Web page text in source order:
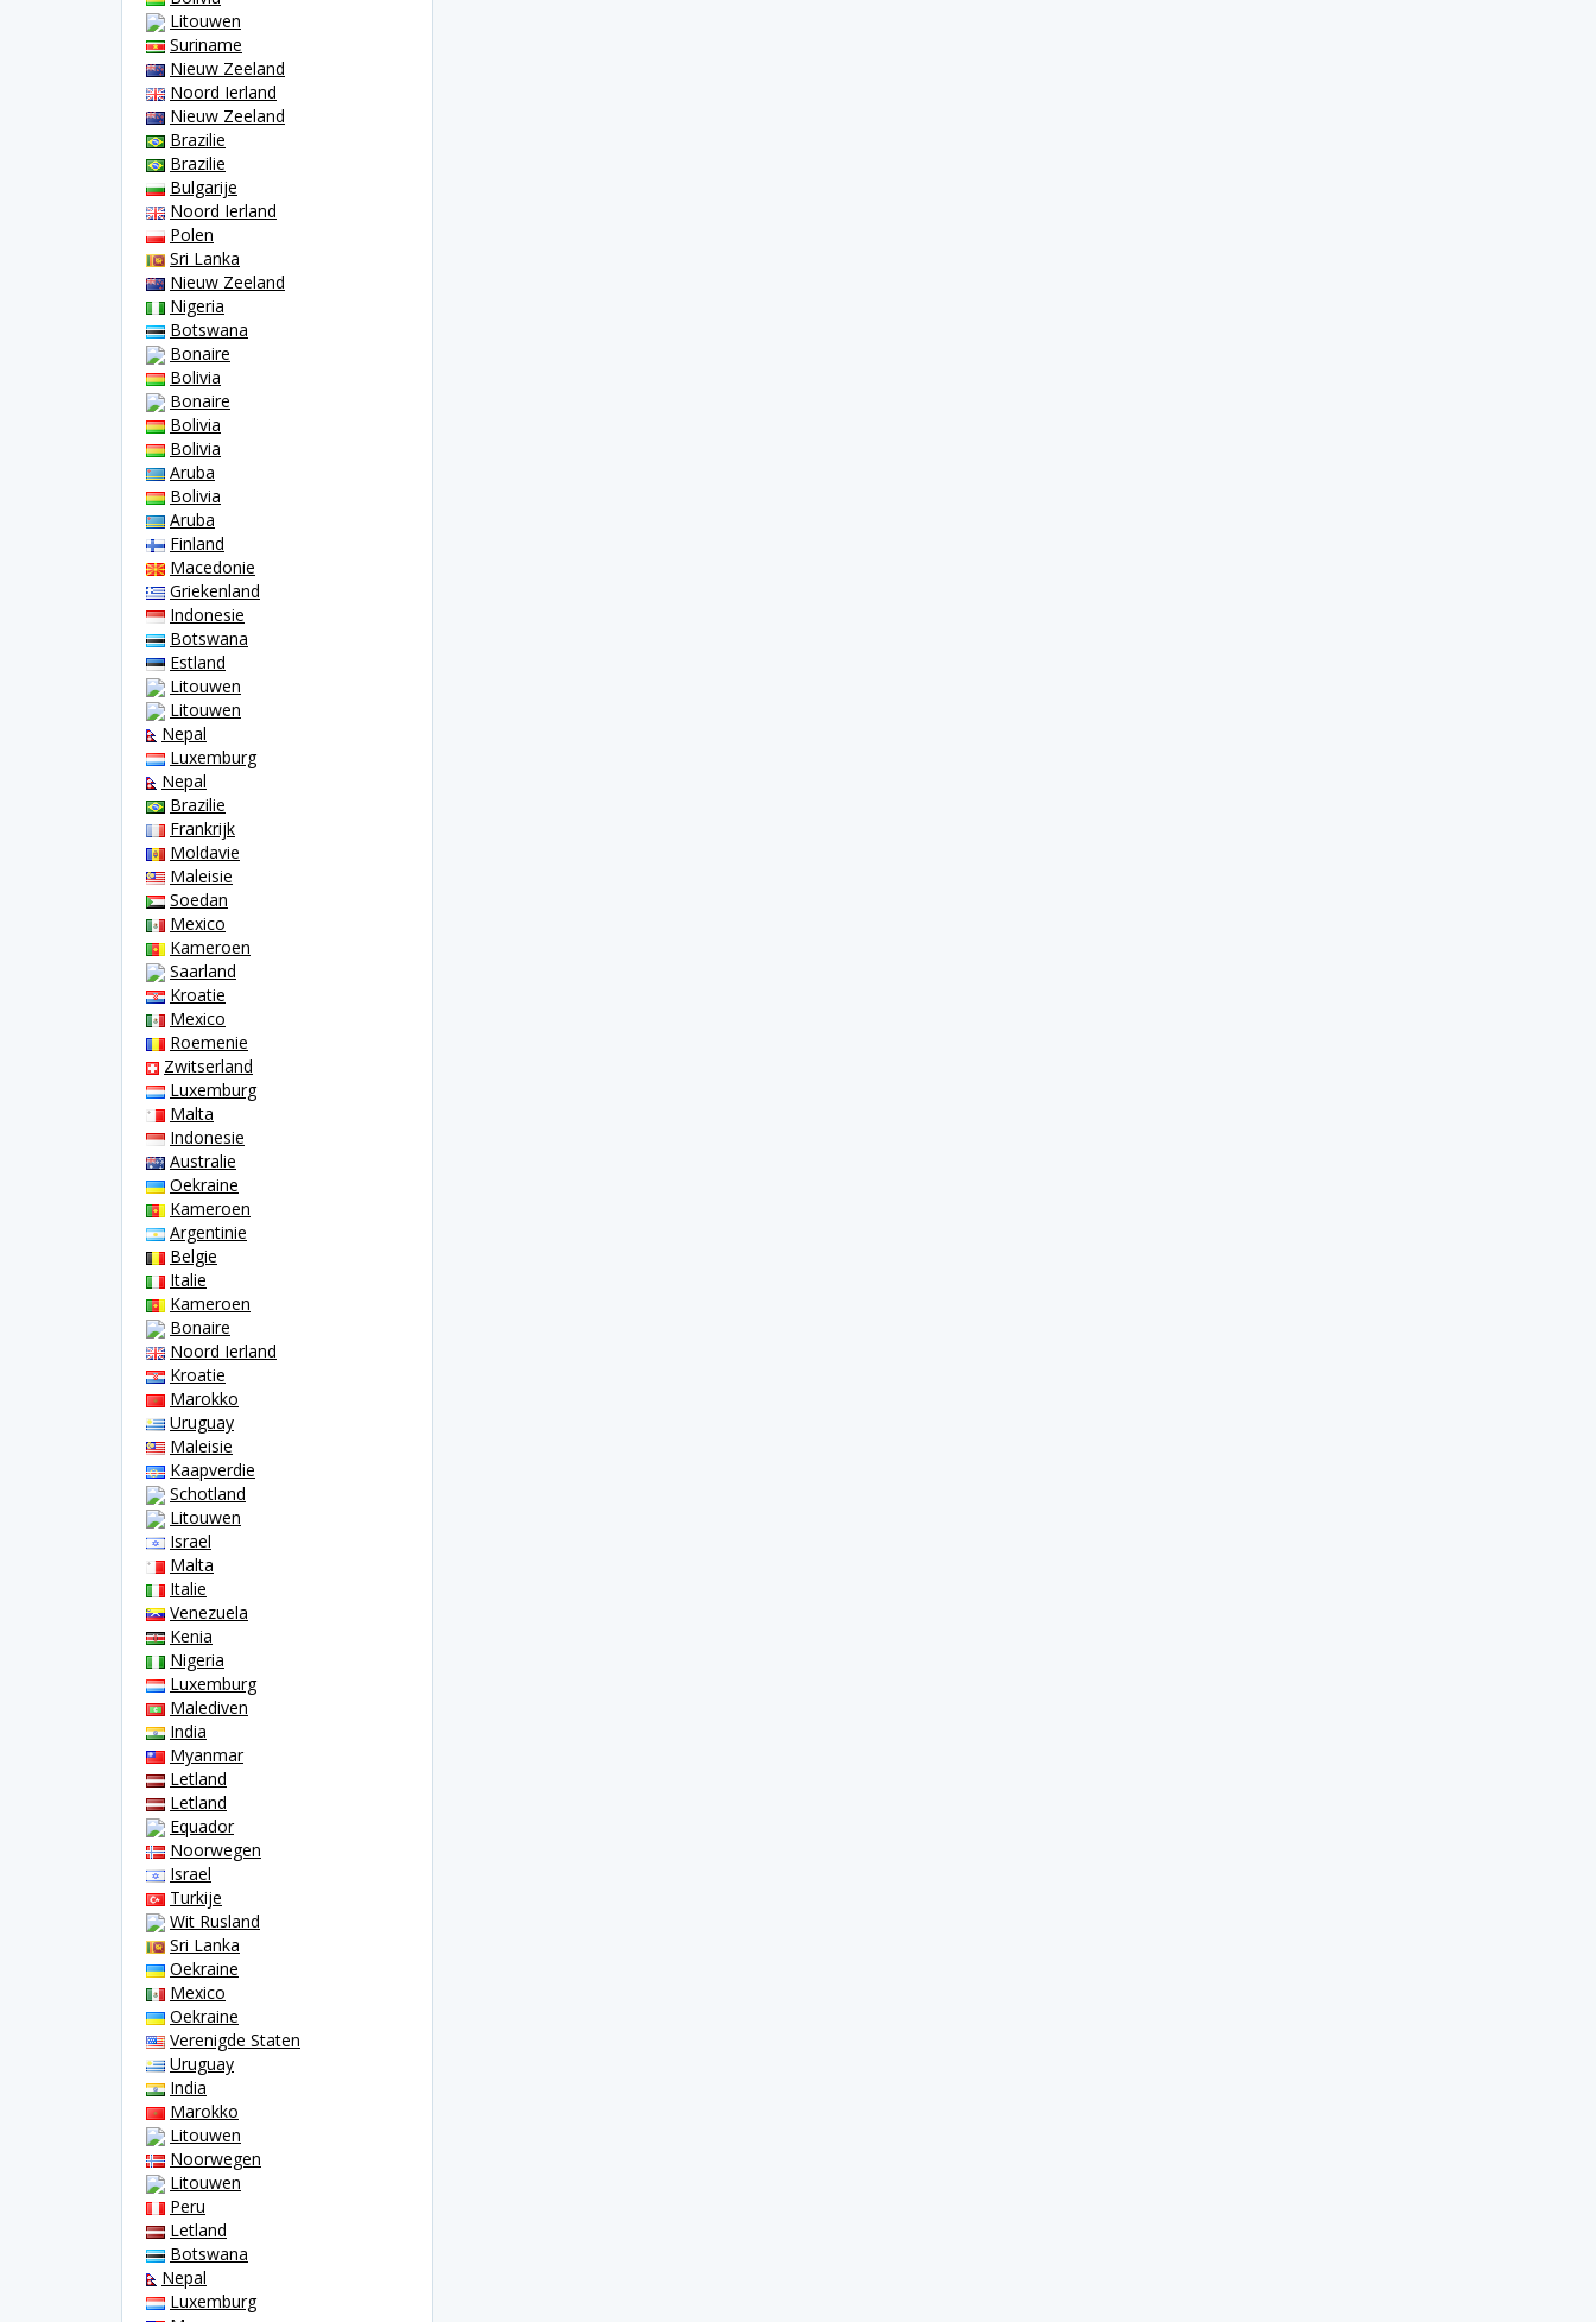
Litouwen
Suriname
Nieuw Zeeland
Noord Ierland
Nieuw Zeeland
Brazilie
Brazilie
Bulgarije
Noord Ierland
Polen
Sri Lanka
Nieuw Zeeland
Nigeria
Botswana
Bonaire
Bolivia
Bonaire
Bolivia
Bolivia
Aruba
Bolivia
Aruba
Finland
Macedonie
Griekenland
Indonesie
Botswana
Estland
Litouwen
Litouwen
Nepal
Luxemburg
Nepal
Brazilie
Frankrijk
Moldavie
Maleisie
Soedan
Mexico
Kameroen
Saarland
Kroatie
Mexico
Roemenie
Zwitserland
Luxemburg
Malta
Indonesie
Australie
Oekraine
Kameroen
Argentinie
Belgie
Italie
Kameroen
Bonaire
Noord Ierland
Kroatie
Marokko
Uruguay
Maleisie
Kaapverdie
Schotland
Litouwen
Israel
Malta
Italie
Venezuela
Kenia
Nigeria
Luxemburg
Malediven
India
Myanmar
Letland
Letland
Equador
Noorwegen
Israel
Turkije
Wit Rusland
Sri Lanka
Oekraine
Mexico
Oekraine
Verenigde Staten
Uruguay
India
Marokko
Litouwen
Noorwegen
Litouwen
Peru
Letland
Botswana
Nepal
Luxemburg